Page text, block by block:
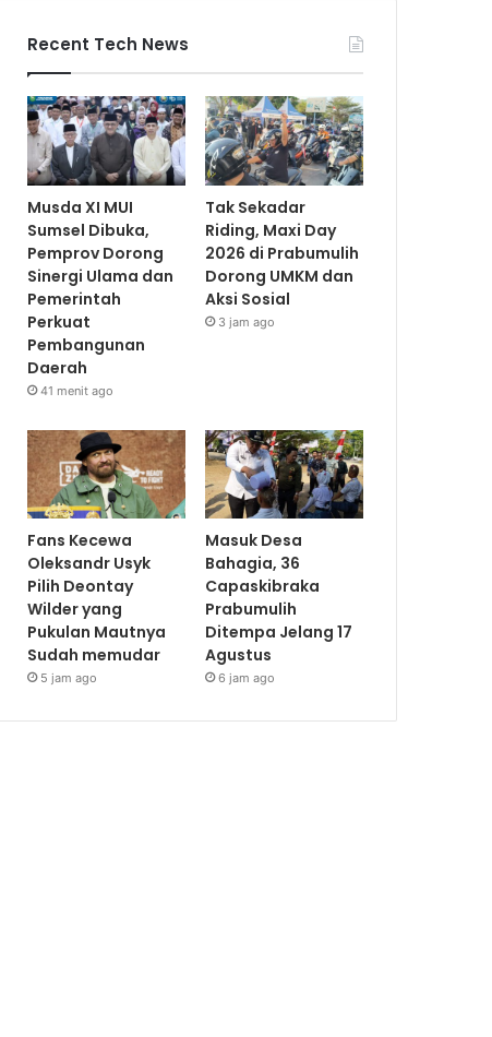
Recent Tech News
Musda XI MUI
Sumsel Dibuka,
Pemprov Dorong
Sinergi Ulama dan
Pemerintah
Perkuat
Pembangunan
Daerah
41 menit ago
Tak Sekadar
Riding, Maxi Day
2026 di Prabumulih
Dorong UMKM dan
Aksi Sosial
3 jam ago
Fans Kecewa
Oleksandr Usyk
Pilih Deontay
Wilder yang
Pukulan Mautnya
Sudah memudar
5 jam ago
Masuk Desa
Bahagia, 36
Capaskibraka
Prabumulih
Ditempa Jelang 17
Agustus
6 jam ago